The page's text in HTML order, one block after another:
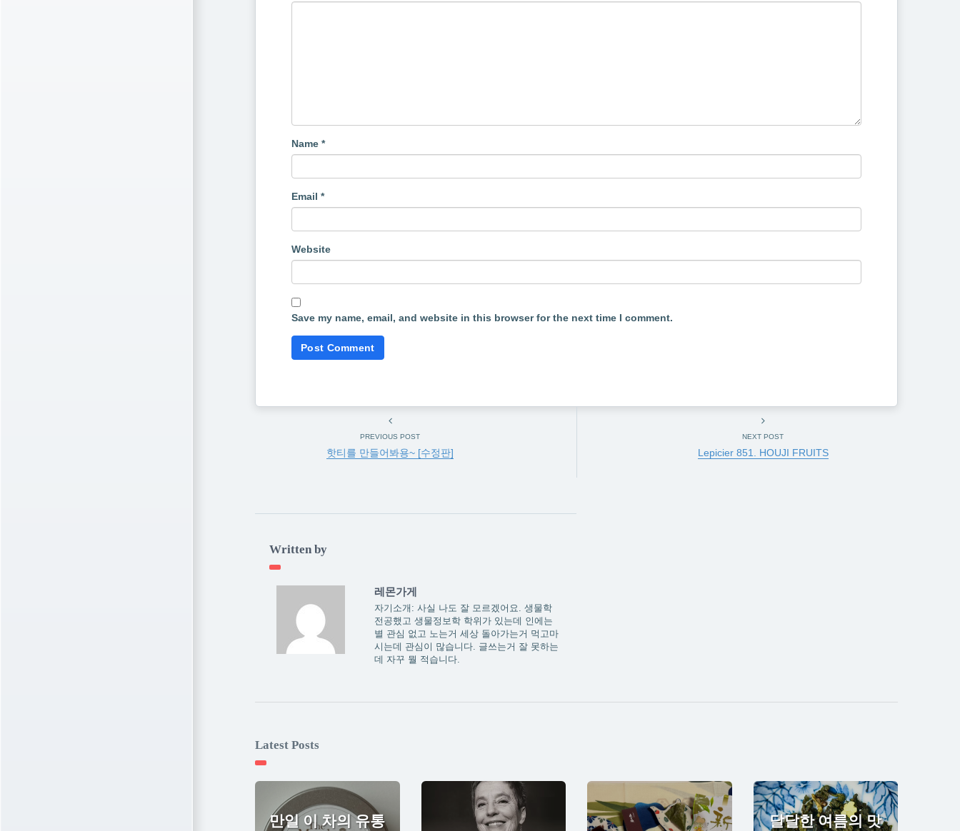
Name *
Email *
Website
Save my name, email, and website in this browser for the next time I comment.
PREVIOUS POST
핫티를 만들어봐용~ [수정판]
NEXT POST
Lepicier 851. HOUJI FRUITS
Written by
레몬가게
자기소개: 사실 나도 잘 모르겠어요. 생물학
전공했고 생물정보학 학위가 있는데 인에는
별 관심 없고 노는거 세상 돌아가는거 먹고마
시는데 관심이 많습니다. 글쓰는거 잘 못하는
데 자꾸 뭘 적습니다.
Latest Posts
만일 이 차의 유통 달달한 여름의 맛